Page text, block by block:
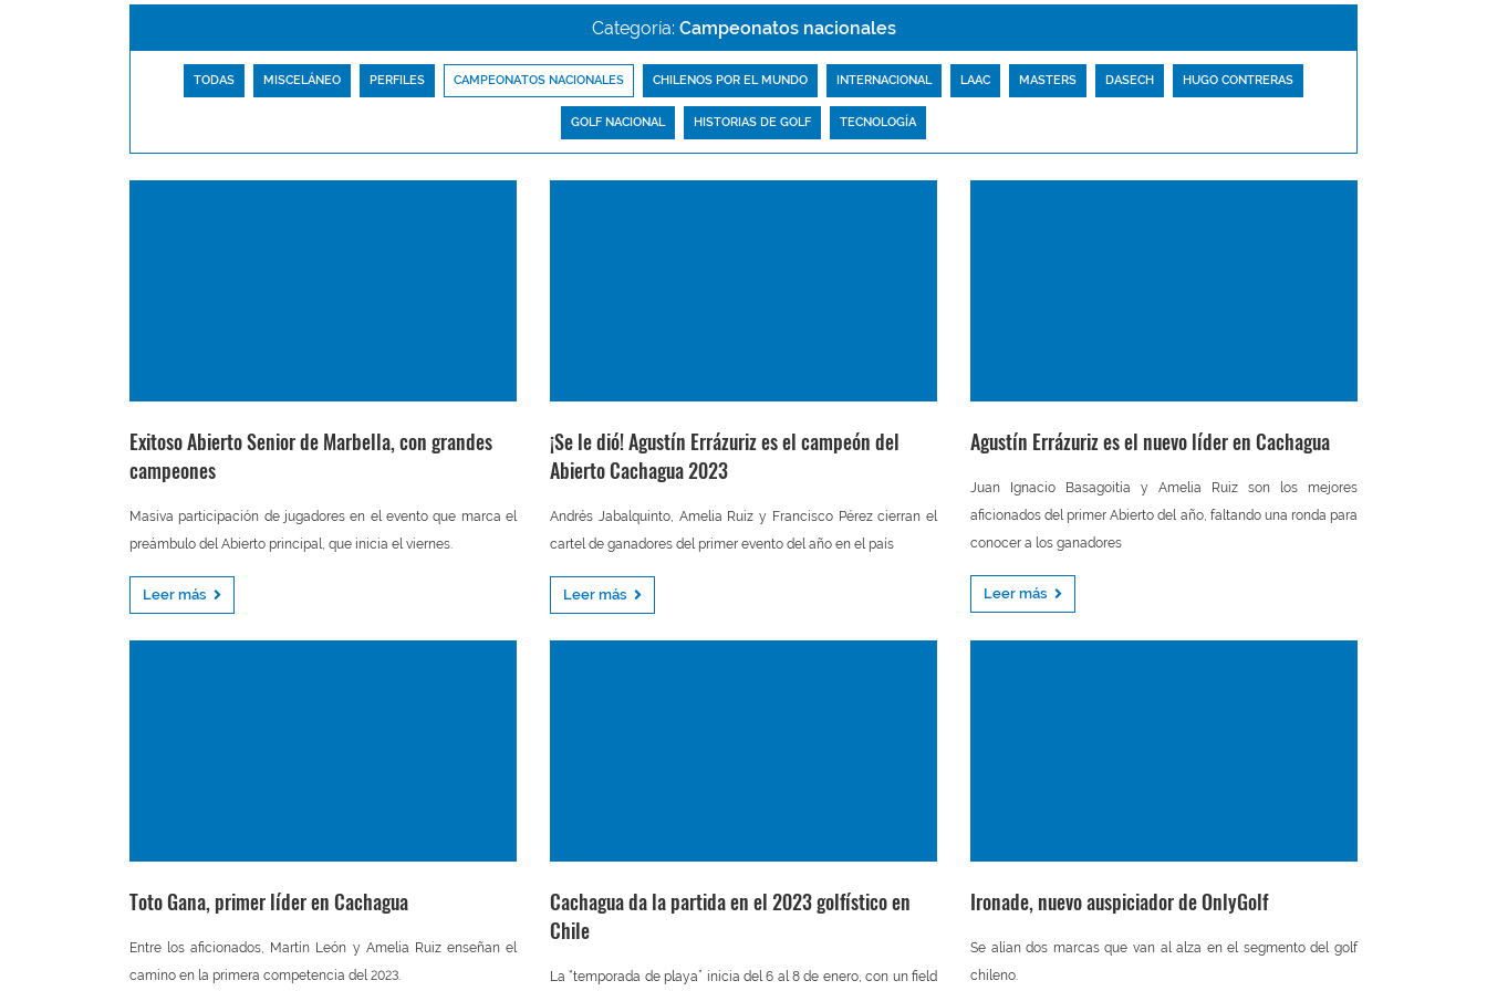
Categoría: Campeonatos nacionales
TODAS MISCELÁNEO PERFILES CAMPEONATOS NACIONALES CHILENOS POR EL MUNDO INTERNACIONAL LAAC MASTERS DASECH HUGO CONTRERAS
GOLF NACIONAL HISTORIAS DE GOLF TECNOLOGÍA
Exitoso Abierto Senior de Marbella, con grandes
campeones
Masiva participación de jugadores en el evento que marca el
preámbulo del Abierto principal, que inicia el viernes.
Leer más
¡Se le dió! Agustín Errázuriz es el campeón del
Abierto Cachagua 2023
Andrés Jabalquinto, Amelia Ruiz y Francisco Pérez cierran el
cartel de ganadores del primer evento del año en el país
Leer más
Agustín Errázuriz es el nuevo líder en Cachagua
Juan Ignacio Basagoitía y Amelia Ruiz son los mejores
aficionados del primer Abierto del año, faltando una ronda para
conocer a los ganadores
Leer más
Toto Gana, primer líder en Cachagua
Entre los aficionados, Martín León y Amelia Ruiz enseñan el
camino en la primera competencia del 2023.
Cachagua da la partida en el 2023 golfístico en
Chile
La “temporada de playa” inicia del 6 al 8 de enero, con un field
Ironade, nuevo auspiciador de OnlyGolf
Se alían dos marcas que van al alza en el segmento del golf
chileno.